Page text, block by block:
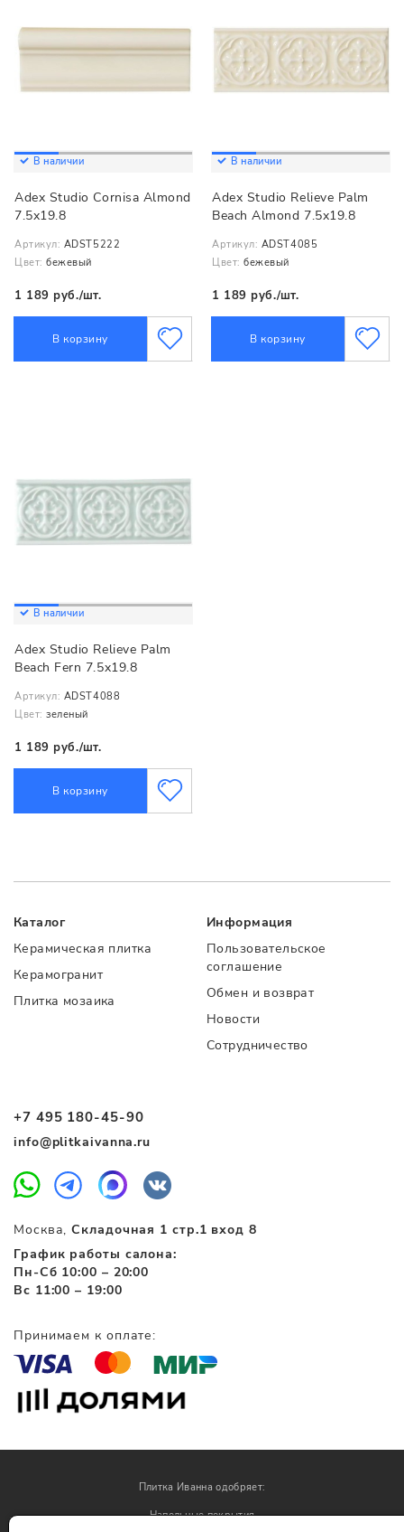
В наличии
Adex Studio Cornisa Almond
7.5x19.8
Артикул: ADST5222
Цвет: бежевый
1 189 руб./шт.
В корзину
В наличии
Adex Studio Relieve Palm
Beach Almond 7.5x19.8
Артикул: ADST4085
Цвет: бежевый
1 189 руб./шт.
В корзину
В наличии
Adex Studio Relieve Palm
Beach Fern 7.5x19.8
Артикул: ADST4088
Цвет: зеленый
1 189 руб./шт.
В корзину
+7 495 180-45-90
info@plitkaivanna.ru
Москва,Складочная 1 стр.1 вход 8
График работы салона:
Пн-Сб 10:00 – 20:00
Вс 11:00 – 19:00
Каталог
Керамическая плитка
Керамогранит
Плитка мозаика
Информация
Пользовательское
соглашение
Обмен и возврат
Новости
Сотрудничество
Принимаем к оплате:
Плитка Иванна одобряет:
Напольные покрытия